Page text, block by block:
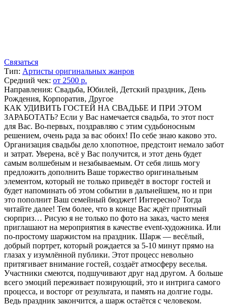
Связаться
Тип: Артисты оригинальных жанров
Средний чек: от 2500 р.
Направления: Свадьба, Юбилей, Детский праздник, День
Рождения, Корпоратив, Другое
КАК УДИВИТЬ ГОСТЕЙ НА СВАДЬБЕ И ПРИ ЭТОМ
ЗАРАБОТАТЬ? Если у Вас намечается свадьба, то этот пост
для Вас. Во-первых, поздравляю с этим судьбоносным
решением, очень рада за вас обоих! По себе знаю каково это.
Организация свадьбы дело хлопотное, предстоит немало забот
и затрат. Уверена, всё у Вас получится, и этот день будет
самым волшебным и незабываемым. От себя лишь могу
предложить дополнить Ваше торжество оригинальным
элементом, который не только приведёт в восторг гостей и
будет напоминать об этом событии в дальнейшем, но и при
это пополнит Ваш семейный бюджет! Интересно? Тогда
читайте далее! Тем более, что в конце Вас ждёт приятный
сюрприз… Рисую я не только по фото на заказ, часто меня
приглашают на мероприятия в качестве event-художника. Или
по-простому шаржистом на праздник. Шарж — весёлый,
добрый портрет, который рождается за 5-10 минут прямо на
глазах у изумлённой публики. Этот процесс невольно
притягивает внимание гостей, создаёт атмосферу веселья.
Участники смеются, подшучивают друг над другом. А больше
всего эмоций переживает позирующий, это и интрига самого
процесса, и восторг от результата, и память на долгие годы.
Ведь праздник закончится, а шарж остаётся с человеком.